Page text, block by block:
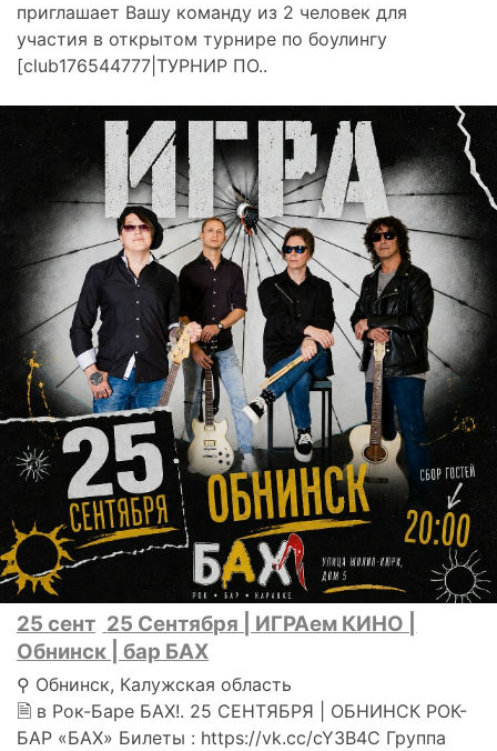
приглашает Вашу команду из 2 человек для
участия в открытом турнире по боулингу
[club176544777|ТУРНИР ПО..
25 сент 25 Сентября | ИГРАем КИНО |
Обнинск | бар БАХ
⚲ Обнинск, Калужская область
🗎 в Рок-Баре БАХ!. 25 СЕНТЯБРЯ | ОБНИНСК РОК-
БАР «БАХ» Билеты : https://vk.cc/cY3B4C Группа